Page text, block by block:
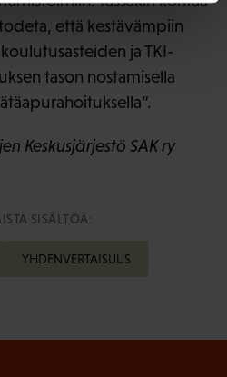
että kestävämpiin
ja TKI-
tason nostamisella
Keskusjärjestö SAK ry
SISÄLTÖÄ:
YHDENVERTAISUUS